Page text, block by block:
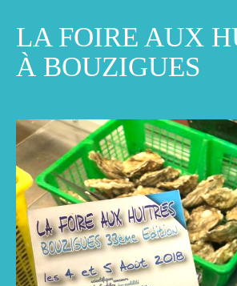
LA FOIRE AUX
À BOUZIGUES